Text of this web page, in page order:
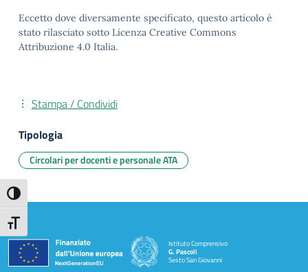
Attiva/disattiva alto contrasto
Attiva/disattiva dimensione testo
Eccetto dove diversamente specificato, questo articolo è
stato rilasciato sotto Licenza Creative Commons
Attribuzione 4.0 Italia.
Stampa / Condividi
Tipologia
Circolari per docenti e personale ATA
Istituto Comprensivo
G. Pascoli
Sesto San Giovanni